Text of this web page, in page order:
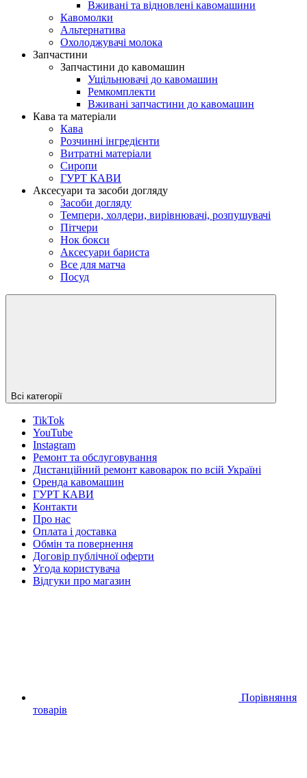
Вживані та відновлені кавомашини
Кавомолки
Альтернатива
Охолоджувачі молока
Запчастини
Запчастини до кавомашин
Ущільнювачі до кавомашин
Ремкомплекти
Вживані запчастини до кавомашин
Кава та матеріали
Кава
Розчинні інгредієнти
Витратні матеріали
Сиропи
ГУРТ КАВИ
Аксесуари та засоби догляду
Засоби догляду
Темпери, холдери, вирівнювачі, розпушувачі
Пітчери
Нок бокси
Аксесуари бариста
Все для матча
Посуд
Всі категорії
TikTok
YouTube
Instagram
Ремонт та обслуговування
Дистанційний ремонт кавоварок по всій Україні
Оренда кавомашин
ГУРТ КАВИ
Контакти
Про нас
Оплата і доставка
Обмін та повернення
Договір публічної оферти
Угода користувача
Відгуки про магазин
Порівняння
товарів